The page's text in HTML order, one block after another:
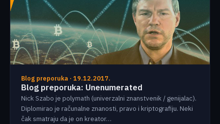
Blog preporuka · 19.12.2017.
Blog preporuka: Unenumerated
Nick Szabo je polymath (univerzalni znanstvenik / genijalac).
Diplomirao je računalne znanosti, pravo i kriptografiju. Neki
čak smatraju da je on kreator…